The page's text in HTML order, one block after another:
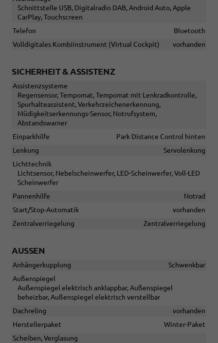
Schnittstelle USB, Digitalradio DAB, Android Auto, Apple
CarPlay, Touchscreen
Telefon
Bluetooth
Volldigitales Kombiinstrument (Virtual Cockpit)
vorhanden
SICHERHEIT & ASSISTENZ
Assistenzsysteme
Regensensor, Tempomat, Tempomat mit Lenkradkontrolle,
Spurhalteassistent, Verkehrzeichenerkennung,
Müdigkeitserkennungs-Sensor, Notrufsystem,
Abstandswarner
Einparkhilfe
Park Distance Control hinten
Lenkung
Servolenkung
Lichttechnik
Lichtsensor, Nebelscheinwerfer, LED-Scheinwerfer, Voll-LED
Scheinwerfer
Pannenhilfe
Notrad
Start/Stop-Automatik
vorhanden
Zentralverriegelung
Zentralverriegelung
AUSSEN
Anhängerkupplung
Schwenkbar
Außenspiegel
Außenspiegel elektrisch anklappbar, Außenspiegel
beheizbar, Außenspiegel elektrisch verstellbar
Dachreling
vorhanden
Herstellerpaket
Winter-Paket
Scheiben, Verglasung